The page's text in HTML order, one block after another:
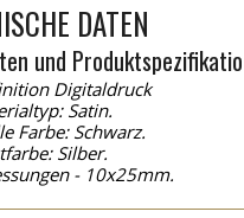
DATEN
und
Digitaldruck
Satin.
Farbe: Schwarz.
Silber.
- 10x25mm.